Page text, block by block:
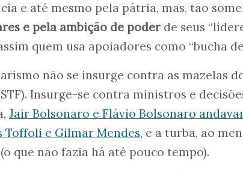
e até mesmo pela pátria, mas, tão
e pela ambição de poderde seus
quem usa apoiadores como “bucha
não se insurge contra as mazelas
Insurge-se contra ministros e
Jair Bolsonaro e Flávio Bolsonaro
Toffoli e Gilmar Mendes, e a turba, ao
(o que não fazia há até pouco tempo).